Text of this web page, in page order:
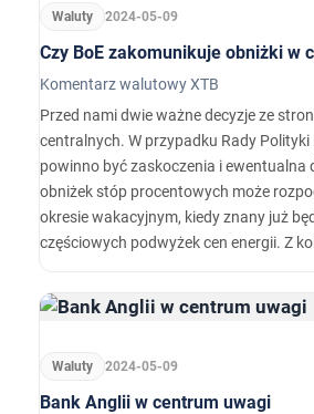
Waluty 2024-05-09
Czy BoE zakomunikuje obniżki w
Komentarz walutowy XTB
Przed nami dwie ważne decyzje ze
centralnych. W przypadku Rady Polityki
powinno być zaskoczenia i ewentualna
obniżek stóp procentowych może
okresie wakacyjnym, kiedy znany już
częściowych podwyżek cen energii. Z
co sugerowałoby, że również w
możliwe są obniżki jeszcze w czerwcu.
Waluty 2024-05-09
Bank Anglii w centrum uwagi